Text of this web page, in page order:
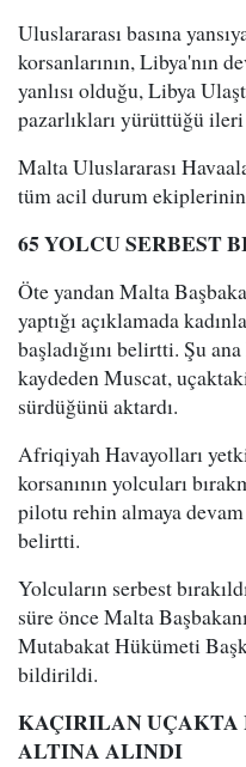
Uluslararası basına
korsanlarının, Libya'nın
yanlısı olduğu, Libya
pazarlıkları yürüttüğü
Malta Uluslararası
tüm acil durum
65 YOLCU SERBEST
Öte yandan Malta
yaptığı açıklamada
başladığını belirtti. Şu
kaydeden Muscat,
sürdüğünü aktardı.
Afriqiyah Havayolları
korsanının yolcuları
pilotu rehin almaya
belirtti.
Yolcuların serbest
süre önce Malta
Mutabakat Hükümeti
bildirildi.
KAÇIRILAN UÇAKTA
ALTINA ALINDI